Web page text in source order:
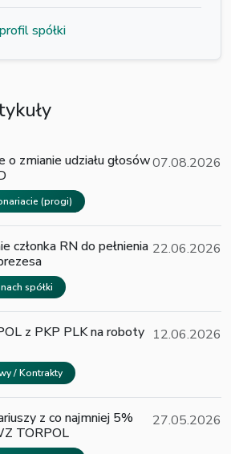
spółki
o zmianie udziału głosów
(progi)
07.08.2026
członka RN do pełnienia
spółki
22.06.2026
z PKP PLK na roboty
/ Kontrakty
12.06.2026
z co najmniej 5%
TORPOL
27.05.2026